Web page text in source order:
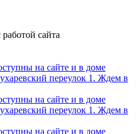
сайта
на сайте и в доме
переулок 1. Ждем в
на сайте и в доме
переулок 1. Ждем в
на сайте и в доме